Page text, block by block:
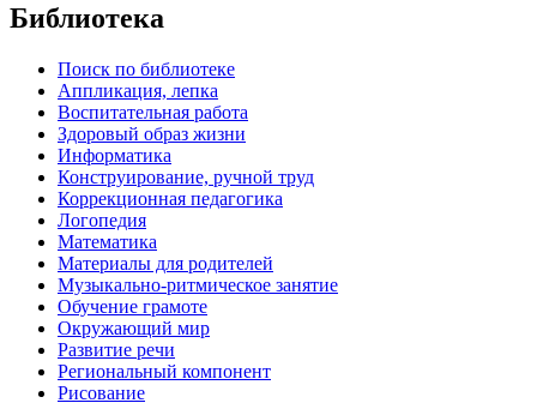
Библиотека
Поиск по библиотеке
Аппликация, лепка
Воспитательная работа
Здоровый образ жизни
Информатика
Конструирование, ручной труд
Коррекционная педагогика
Логопедия
Математика
Материалы для родителей
Музыкально-ритмическое занятие
Обучение грамоте
Окружающий мир
Развитие речи
Региональный компонент
Рисование